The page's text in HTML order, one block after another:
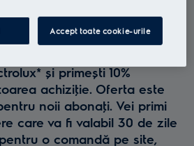
de
și primești 10%
achiziţie. Oferta este
noii abonaţi. Vei primi
care va fi valabil 30 de zile
o comandă pe site,
Accept toate cookie-urile